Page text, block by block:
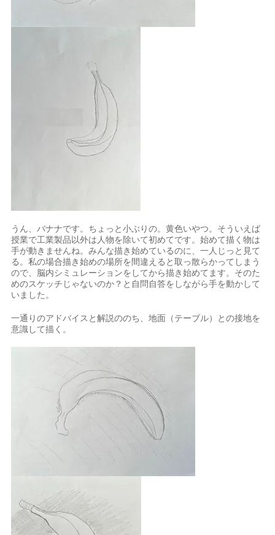
うん、バナナです。ちょっと小ぶりの。黄色いやつ。そういえば
授業で工業製品以外は人物を除いて初めてです。始めて描く物は
手が動きませんね。みんな描き始めているのに、一人じっと見て
る。私の場合描き始めの場所を間違えると取っ散らかってしまう
ので、脳内シミュレーションをしてから描き始めてます。そのた
めのスケッチじゃないのか？と自問自答をしながら手を動かして
いました。
一通りのアドバイスと解説ののち、地面（テーブル）との接地を
意識して描く。